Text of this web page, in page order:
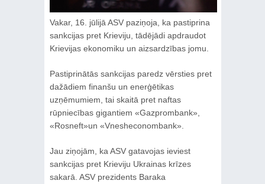
Vakar, 16. jūlijā ASV paziņoja, ka pastiprina
sankcijas pret Krieviju, tādējādi apdraudot
Krievijas ekonomiku un aizsardzības jomu.
Pastiprinātās sankcijas paredz vērsties pret
dažādiem finanšu un enerģētikas
uzņēmumiem, tai skaitā pret naftas
rūpniecības gigantiem «Gazprombank»,
«Rosneft»un «Vnesheconombank».
Jau ziņojām, ka ASV gatavojas ieviest
sankcijas pret Krieviju Ukrainas krīzes
sakarā. ASV prezidents Baraka